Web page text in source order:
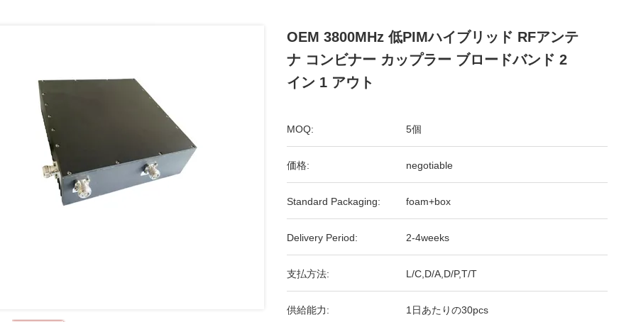
OEM 3800MHz 低PIMハイブリッド RFアンテ
ナ コンビナー カップラー ブロードバンド 2
イン 1 アウト
MOQ: 5個
価格: negotiable
Standard Packaging: foam+box
Delivery Period: 2-4weeks
支払方法: L/C,D/A,D/P,T/T
供給能力: 1日あたりの30pcs